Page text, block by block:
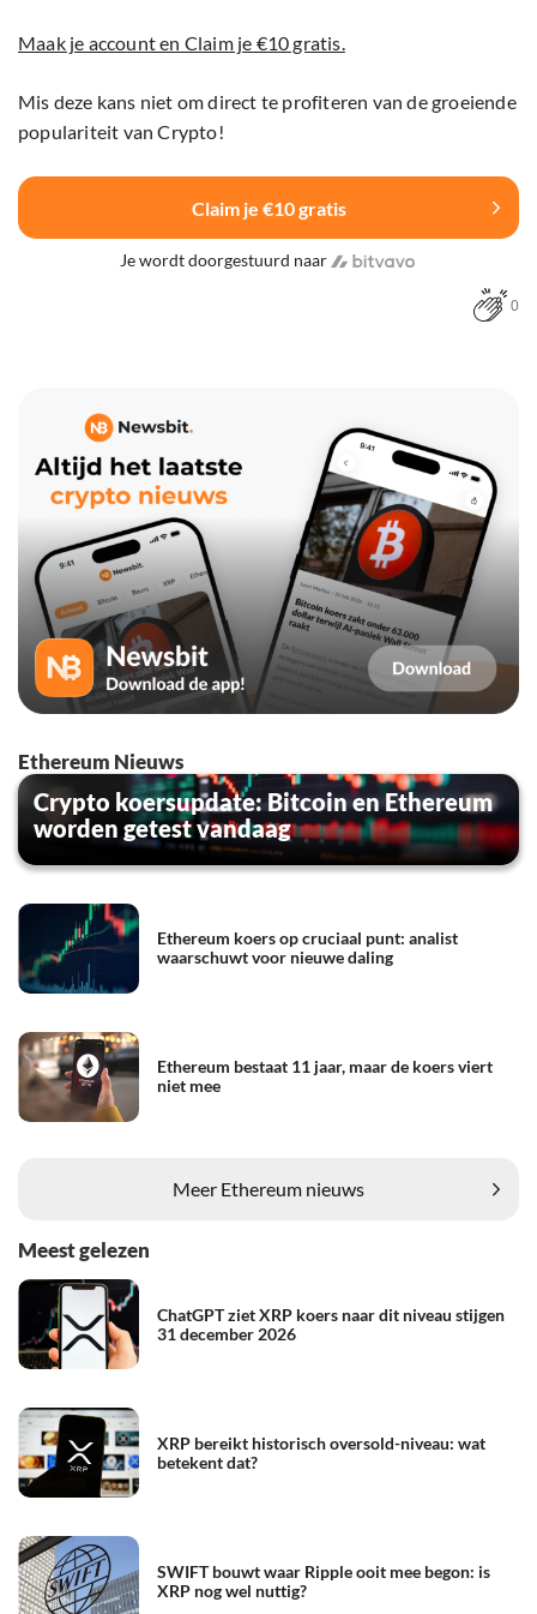
Maak je account en Claim je €10 gratis.
Mis deze kans niet om direct te profiteren van de groeiende
populariteit van Crypto!
Claim je €10 gratis
Je wordt doorgestuurd naar
0
Ethereum Nieuws
Crypto koersupdate: Bitcoin en Ethereum
worden getest vandaag
Ethereum koers op cruciaal punt: analist
waarschuwt voor nieuwe daling
Ethereum bestaat 11 jaar, maar de koers viert
niet mee
Meer Ethereum nieuws
Meest gelezen
ChatGPT ziet XRP koers naar dit niveau stijgen
31 december 2026
XRP bereikt historisch oversold-niveau: wat
betekent dat?
SWIFT bouwt waar Ripple ooit mee begon: is
XRP nog wel nuttig?